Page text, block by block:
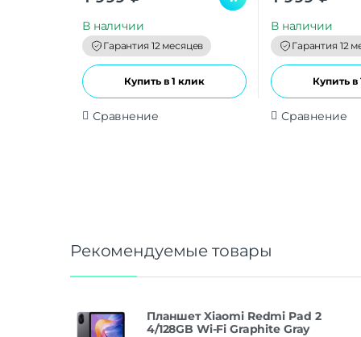
o
В наличии
Гарантия 12 месяцев
Купить в 1 клик
Сравнение
o
В наличии
Гарантия 12
Купить в
Сравнение
Рекомендуемые товары
Планшет Xiaomi Redmi Pad 2
4/128GB Wi-Fi Graphite Gray